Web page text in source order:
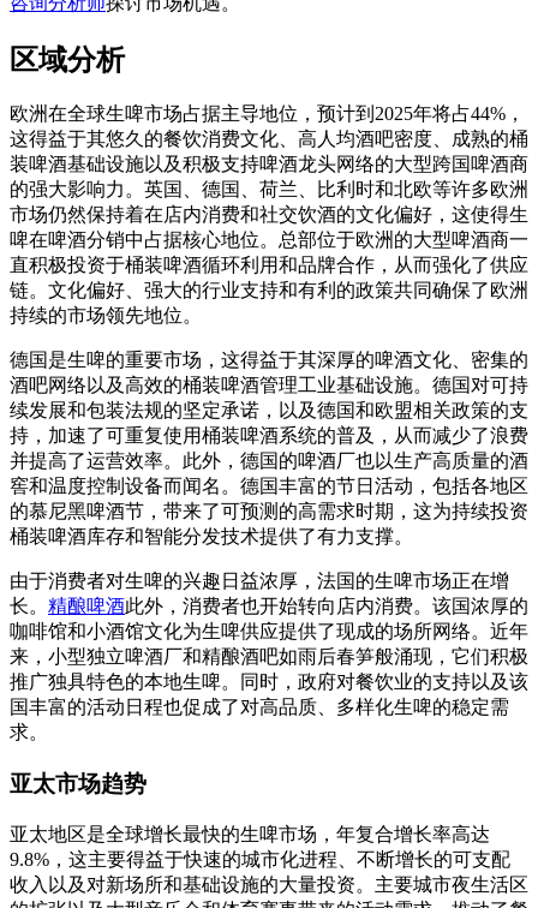
区域分析
欧洲在全球生啤市场占据主导地位，预计到2025年将占44%，
这得益于其悠久的餐饮消费文化、高人均酒吧密度、成熟的桶
装啤酒基础设施以及积极支持啤酒龙头网络的大型跨国啤酒商
的强大影响力。英国、德国、荷兰、比利时和北欧等许多欧洲
市场仍然保持着在店内消费和社交饮酒的文化偏好，这使得生
啤在啤酒分销中占据核心地位。总部位于欧洲的大型啤酒商一
直积极投资于桶装啤酒循环利用和品牌合作，从而强化了供应
链。文化偏好、强大的行业支持和有利的政策共同确保了欧洲
持续的市场领先地位。
德国是生啤的重要市场，这得益于其深厚的啤酒文化、密集的
酒吧网络以及高效的桶装啤酒管理工业基础设施。德国对可持
续发展和包装法规的坚定承诺，以及德国和欧盟相关政策的支
持，加速了可重复使用桶装啤酒系统的普及，从而减少了浪费
并提高了运营效率。此外，德国的啤酒厂也以生产高质量的酒
窖和温度控制设备而闻名。德国丰富的节日活动，包括各地区
的慕尼黑啤酒节，带来了可预测的高需求时期，这为持续投资
桶装啤酒库存和智能分发技术提供了有力支撑。
由于消费者对生啤的兴趣日益浓厚，法国的生啤市场正在增
长。 精酿啤酒此外，消费者也开始转向店内消费。该国浓厚的
咖啡馆和小酒馆文化为生啤供应提供了现成的场所网络。近年
来，小型独立啤酒厂和精酿酒吧如雨后春笋般涌现，它们积极
推广独具特色的本地生啤。同时，政府对餐饮业的支持以及该
国丰富的活动日程也促成了对高品质、多样化生啤的稳定需
求。
亚太市场趋势
亚太地区是全球增长最快的生啤市场，年复合增长率高达
9.8%，这主要得益于快速的城市化进程、不断增长的可支配
收入以及对新场所和基础设施的大量投资。主要城市夜生活区